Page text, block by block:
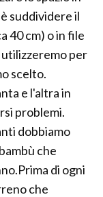
suddividere il
40 cm) o in file
utilizzeremo per
scelto.
e l'altra in
problemi.
dobbiamo
che
di ogni
che